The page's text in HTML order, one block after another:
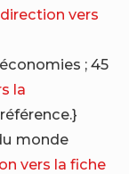
vers
; 45
la
monde
vers la fiche